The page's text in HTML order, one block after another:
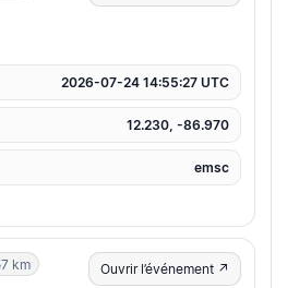
2026-07-24 14:55:27 UTC
12.230, -86.970
emsc
km Ouvrir l’événement ↗